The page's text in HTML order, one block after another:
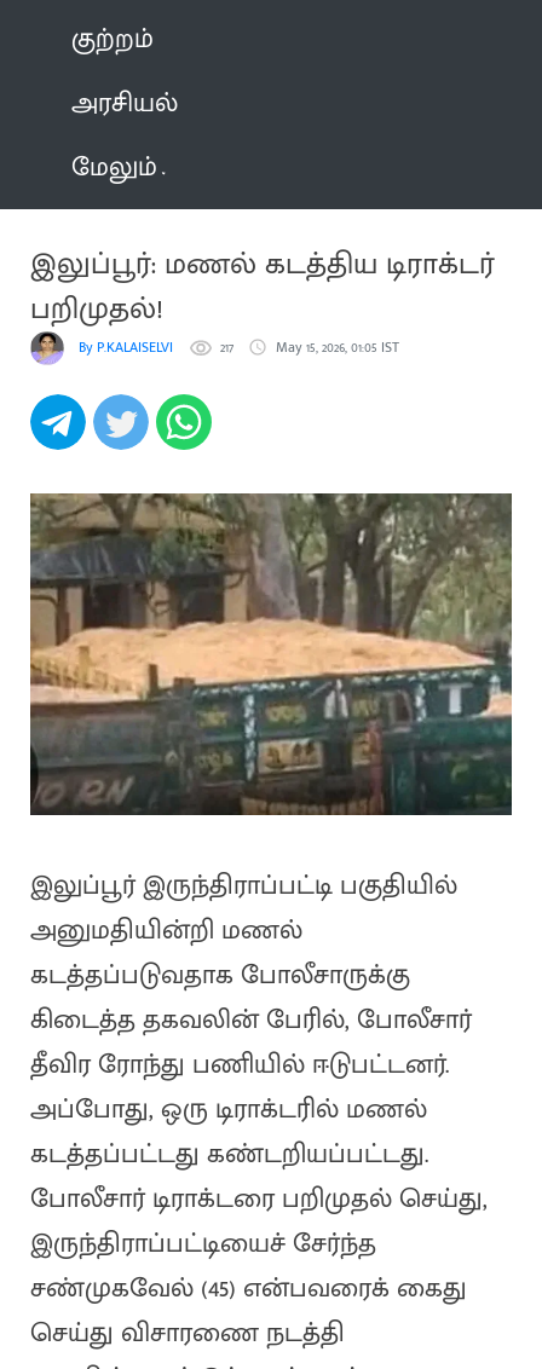
குற்றம்
அரசியல்
மேலும்
இலுப்பூர்: மணல் கடத்திய டிராக்டர்
பறிமுதல்!
By P.KALAISELVI 217 May 15, 2026, 01:05 IST
இலுப்பூர் இருந்திராப்பட்டி பகுதியில்
அனுமதியின்றி மணல்
கடத்தப்படுவதாக போலீசாருக்கு
கிடைத்த தகவலின் பேரில், போலீசார்
தீவிர ரோந்து பணியில் ஈடுபட்டனர்.
அப்போது, ஒரு டிராக்டரில் மணல்
கடத்தப்பட்டது கண்டறியப்பட்டது.
போலீசார் டிராக்டரை பறிமுதல் செய்து,
இருந்திராப்பட்டியைச் சேர்ந்த
சண்முகவேல் (45) என்பவரைக் கைது
செய்து விசாரணை நடத்தி